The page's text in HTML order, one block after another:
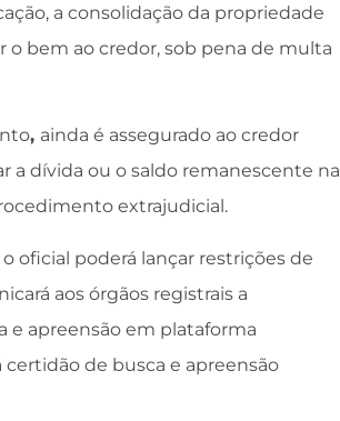
a consolidação da propriedade
o bem ao credor, sob pena de multa
, ainda é assegurado ao credor
a dívida ou o saldo remanescente na
extrajudicial.
oficial poderá lançar restrições de
aos órgãos registrais a
e apreensão em plataforma
de busca e apreensão